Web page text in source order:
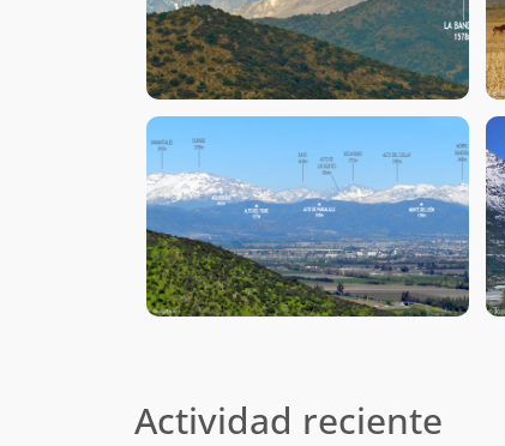
Actividad reciente